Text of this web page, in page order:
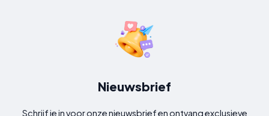
Nieuwsbrief
Schrijf je in voor onze nieuwsbrief en ontvang exclusieve